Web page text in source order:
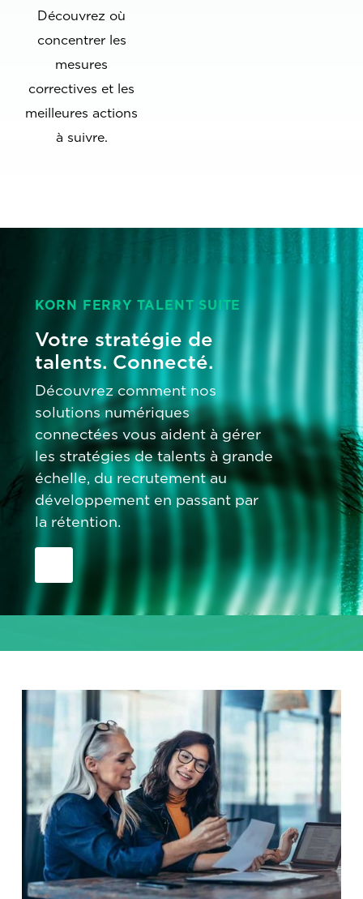
Découvrez où
concentrer les
mesures
correctives et les
meilleures actions
à suivre.
KORN FERRY TALENT SUITE
Votre stratégie de
talents. Connecté.
Découvrez comment nos
solutions numériques
connectées vous aident à gérer
les stratégies de talents à grande
échelle, du recrutement au
développement en passant par
la rétention.